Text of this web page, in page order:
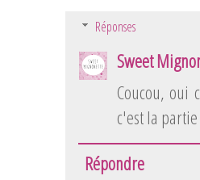
Réponses
Sweet
Coucou, oui
c'est la
Répondre